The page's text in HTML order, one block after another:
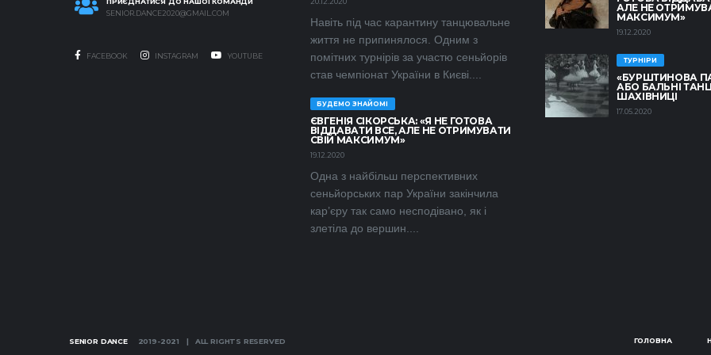
SENIOR.DANCE2020@GMAIL.COM
FACEBOOK INSTAGRAM YOUTUBE
Навіть під час карантину танцювальне
життя не припинялося. Одним з
помітних турнірів за участю сеньйорів
став чемпіонат України в Києві....
БУДЕМО ЗНАЙОМІ
ЄВГЕНІЯ СІКОРСЬКА: «Я НЕ ГОТОВА
ВІДДАВАТИ ВСЕ, АЛЕ НЕ ОТРИМУВАТИ
СВІЙ МАКСИМУМ»
19.12.2020
Одна з найбільш перспективних
сеньйорських пар України закінчила
кар’єру так само несподівано, як і
злетіла до вершин....
АЛЕ НЕ
МАКСИМУМ»
19.12.2020
ТУРНІРИ
«БУРШТИНОВА
АБО БАЛЬНІ
ШАХІВНИЦІ
17.05.2020
SENIOR DANCE 2019-2021 | ALL RIGHTS RESERVED ГОЛОВНА